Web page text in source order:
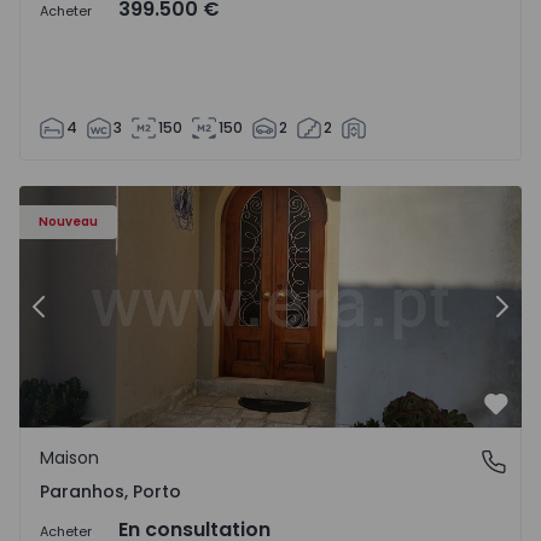
Acheter 399.500 €
4 3 150 150 2 2
Nouveau
Maison T10 Porto, Paranhos - 1572292 - 12
Précédent
Paranhos, Porto
Maison
Paranhos, Porto
Acheter En consultation